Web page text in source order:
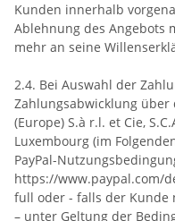
Kunden innerhalb
Ablehnung des Angebots
mehr an seine
2.4. Bei Auswahl der
Zahlungsabwicklung über
(Europe) S.à r.l. et Cie,
Luxembourg (im
PayPal-
https://www.paypal.com/
full oder - falls der Kunde
– unter Geltung der